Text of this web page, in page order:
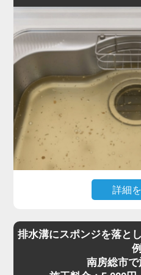
詰まり、油脂や洗剤カスと固
た。さらに無理に運転を続け
し、安全装置が作動して停止
専門知識をもとに内部分解を
排水トラップにも油脂が蓄積
ニングしました。作業は約40
復旧しました。
「明朗会計で安心できた」と
ディスポーザーの異音・悪臭
す。このような症状があれば
談ください。
詳細
ボゴボ音が出る」とのご相談
訪問し確認すると、S字トラ
片が残り、油脂と混ざって固
排水溝にスポンジを落と
例
南房総市